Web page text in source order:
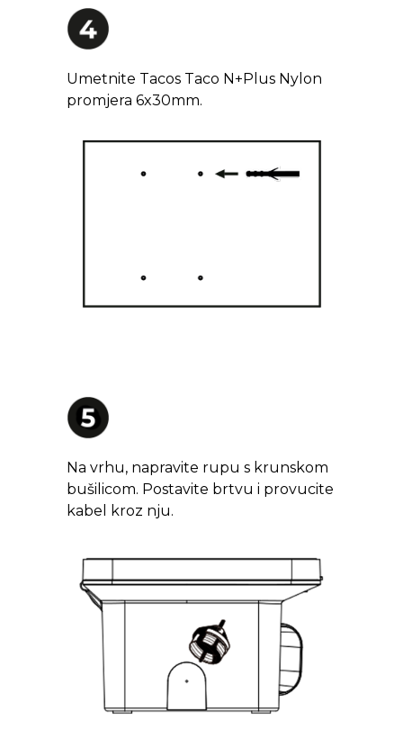
Umetnite Tacos Taco N+Plus Nylon
promjera 6x30mm.
Na vrhu, napravite rupu s krunskom
bušilicom. Postavite brtvu i provucite
kabel kroz nju.